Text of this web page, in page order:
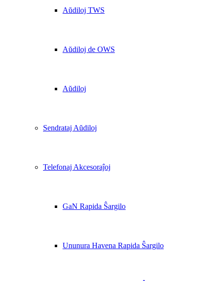
Aŭdiloj TWS
Aŭdiloj de OWS
Aŭdiloj
Sendrataj Aŭdiloj
Telefonaj Akcesoraĵoj
GaN Rapida Ŝargilo
Ununura Havena Rapida Ŝargilo